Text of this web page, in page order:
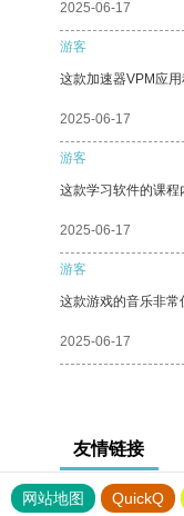
2025-06-17
游客
这款加速器VPM应
2025-06-17
游客
这款学习软件的课
2025-06-17
游客
这款游戏的音乐非常
2025-06-17
友情链接
网站地图 QuickQ